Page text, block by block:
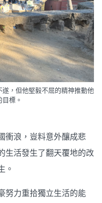
，但他堅毅不屈的精神推動他
標。
衝浪，豈料意外釀成悲
生活發生了翻天覆地的改
。
努力重拾獨立生活的能